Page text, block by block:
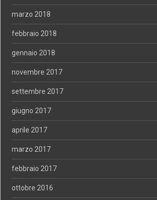
marzo 2018
febbraio 2018
gennaio 2018
novembre 2017
settembre 2017
giugno 2017
aprile 2017
marzo 2017
febbraio 2017
ottobre 2016